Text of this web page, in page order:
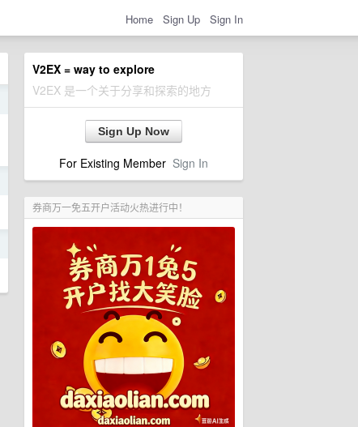
Home Sign Up Sign In
V2EX = way to explore
V2EX 是一个关于分享和探索的地方
Sign Up Now
For Existing Member Sign In
券商万一免五开户活动火热进行中！